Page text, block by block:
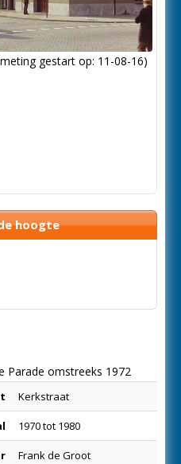
gestart op: 11-08-16)
hoogte
Parade omstreeks 1972
Kerkstraat
1970 tot 1980
Frank de Groot